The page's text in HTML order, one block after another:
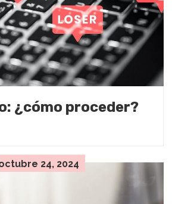
¿cómo proceder?
24, 2024